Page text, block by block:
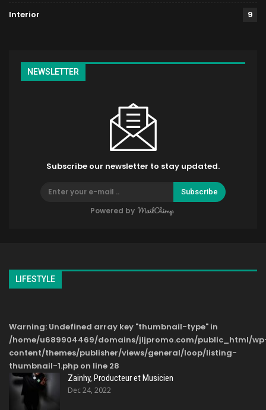
Interior 9
NEWSLETTER
Subscribe our newsletter to stay updated.
Subscribe
Powered by
LIFESTYLE
Warning: Undefined array key "thumbnail-type" in
/home/u689904469/domains/jljpromo.com/public_html/
content/themes/publisher/views/general/loop/listing-
thumbnail-1.php on line 28
Zainhy, Producteur et Musicien
Dec 24, 2022